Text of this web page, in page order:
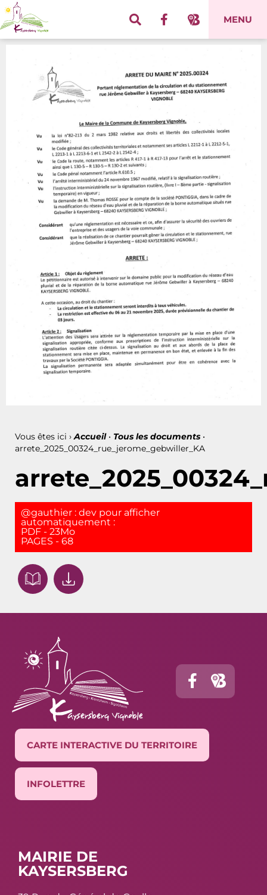
MENU
Vous êtes ici › Accueil• Tous les documents •
arrete_2025_00324_rue_jerome_gebwiller_KA
@gauthier : dev pour afficher
automatiquement :
PDF - 23Mo
PAGES - 68
CARTE INTERACTIVE DU TERRITOIRE
INFOLETTRE
MAIRIE DE
KAYSERSBERG
Panneau de gestion des cookies